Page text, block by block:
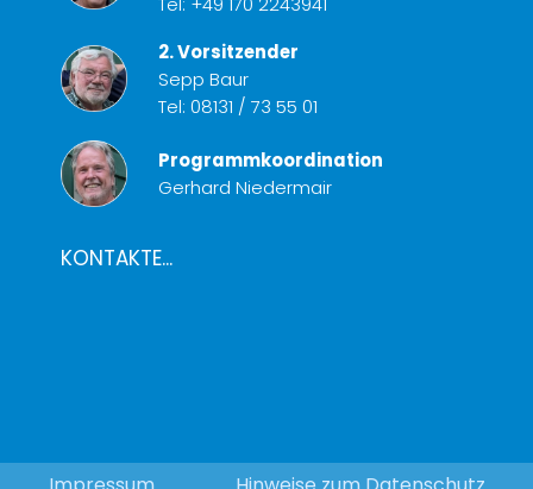
2. Vorsitzender
Sepp Baur
Tel: 08131 / 73 55 01
Programmkoordination
Gerhard Niedermair
KONTAKTE...